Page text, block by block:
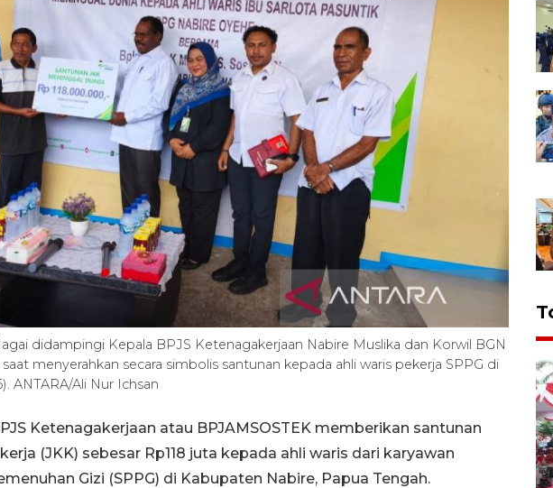
didampingi Kepala BPJS Ketenagakerjaan Nabire Muslika dan Korwil BGN
menyerahkan secara simbolis santunan kepada ahli waris pekerja SPPG di
ANTARA/Ali Nur Ichsan
Ketenagakerjaan atau BPJAMSOSTEK memberikan santunan
(JKK) sebesar Rp118 juta kepada ahli waris dari karyawan
Gizi (SPPG) di Kabupaten Nabire, Papua Tengah.